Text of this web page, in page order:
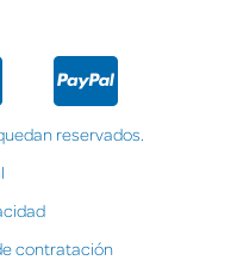
reservados.
contratación